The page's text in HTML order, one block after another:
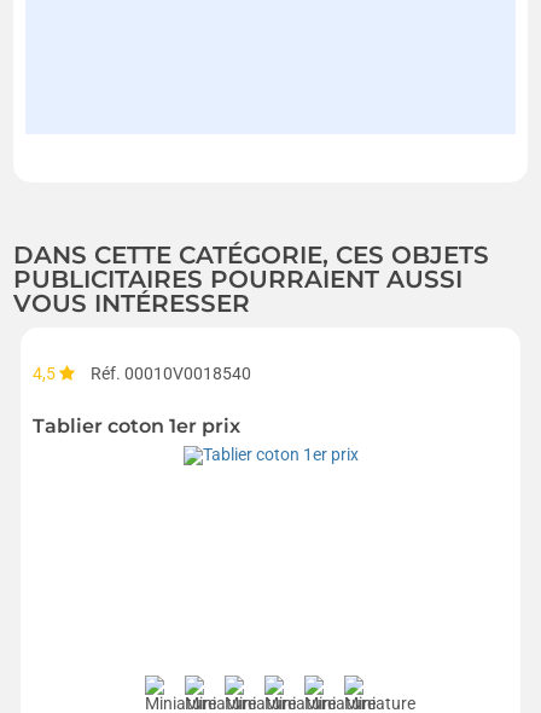
DANS CETTE CATÉGORIE, CES OBJETS
PUBLICITAIRES POURRAIENT AUSSI
VOUS INTÉRESSER
4,5 Réf. 00010V0018540
Tablier coton 1er prix